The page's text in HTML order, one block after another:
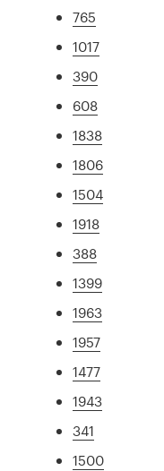
765
1017
390
608
1838
1806
1504
1918
388
1399
1963
1957
1477
1943
341
1500